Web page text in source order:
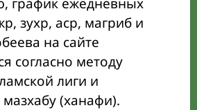
зухр, аср, магриб и
на сайте
согласно методу
лиги и
(ханафи).